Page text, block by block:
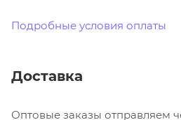
Подробные условия оплаты
Доставка
Оптовые заказы отправляем